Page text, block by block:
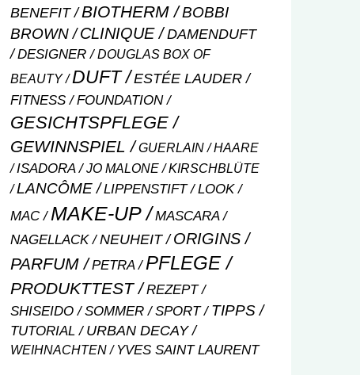
BENEFIT BIOTHERM
BOBBI
BROWN
CLINIQUE DAMENDUFT
DESIGNER
DOUGLAS BOX OF
BEAUTY
DUFT
ESTÉE LAUDER
FITNESS
FOUNDATION
GESICHTSPFLEGE
GEWINNSPIEL GUERLAIN HAARE
ISADORA JO MALONE KIRSCHBLÜTE
LANCÔME LIPPENSTIFT
LOOK
MAC
MAKE-UP MASCARA
NAGELLACK NEUHEIT ORIGINS
PARFUM PETRA PFLEGE
PRODUKTTEST REZEPT
SHISEIDO SOMMER SPORT TIPPS
TUTORIAL URBAN DECAY
WEIHNACHTEN YVES SAINT LAURENT